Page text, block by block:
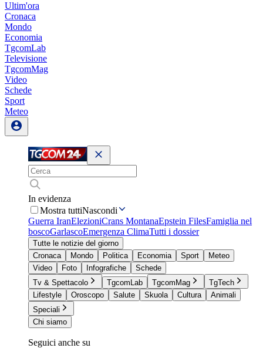
Ultim'ora
Cronaca
Mondo
Economia
TgcomLab
Televisione
TgcomMag
Video
Schede
Sport
Meteo
In evidenza
Mostra tuttiNascondi
Guerra IranElezioniCrans MontanaEpstein FilesFamiglia nel
boscoGarlascoEmergenza ClimaTutti i dossier
Tutte le notizie del giorno
Cronaca
Mondo Politica Economia Sport
Meteo
Video
Foto Infografiche
Schede
Tv & Spettacolo
TgcomLab TgcomMag
TgTech
Lifestyle
Oroscopo Salute Skuola Cultura
Animali
Speciali
Chi siamo
Seguici anche su